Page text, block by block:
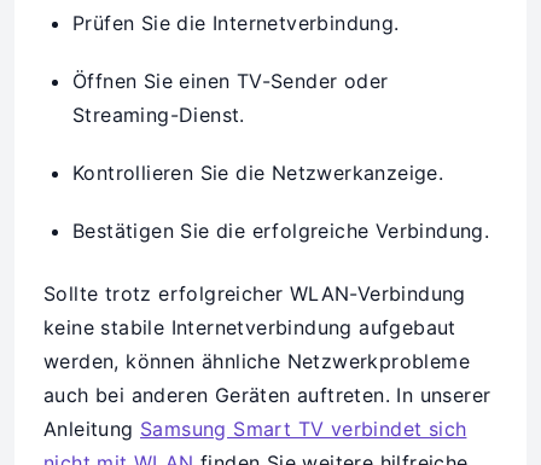
Prüfen Sie die Internetverbindung.
Öffnen Sie einen TV-Sender oder
Streaming-Dienst.
Kontrollieren Sie die Netzwerkanzeige.
Bestätigen Sie die erfolgreiche Verbindung.
Sollte trotz erfolgreicher WLAN-Verbindung
keine stabile Internetverbindung aufgebaut
werden, können ähnliche Netzwerkprobleme
auch bei anderen Geräten auftreten. In unserer
Anleitung Samsung Smart TV verbindet sich